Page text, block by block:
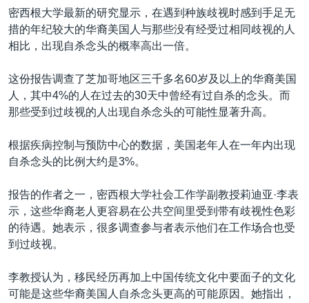
南中国海争端
关注西藏
GEN Z 看美国
密西根大学最新的研究显示，在遇到种族歧视时感到手足无
措的年纪较大的华裔美国人与那些没有经受过相同歧视的人
相比，出现自杀念头的概率高出一倍。
这份报告调查了芝加哥地区三千多名60岁及以上的华裔美国
人，其中4%的人在过去的30天中曾经有过自杀的念头。而
那些受到过歧视的人出现自杀念头的可能性显著升高。
根据疾病控制与预防中心的数据，美国老年人在一年内出现
自杀念头的比例大约是3%。
报告的作者之一，密西根大学社会工作学副教授莉迪亚·李表
示，这些华裔老人更容易在公共空间里受到带有歧视性色彩
的待遇。她表示，很多调查参与者表示他们在工作场合也受
到过歧视。
李教授认为，移民经历再加上中国传统文化中要面子的文化
可能是这些华裔美国人自杀念头更高的可能原因。她指出，